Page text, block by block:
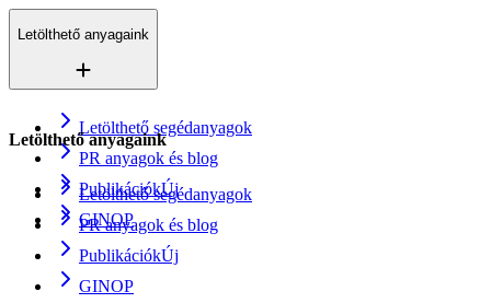
Letölthető anyagaink
Letölthető segédanyagok
PR anyagok és blog
PublikációkÚj
GINOP
Letölthető anyagaink
Letölthető segédanyagok
PR anyagok és blog
PublikációkÚj
GINOP